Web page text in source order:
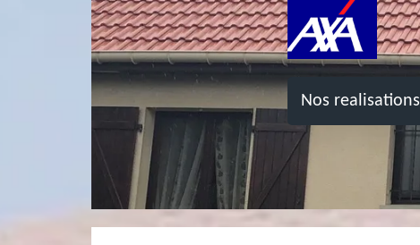
Nos realisations